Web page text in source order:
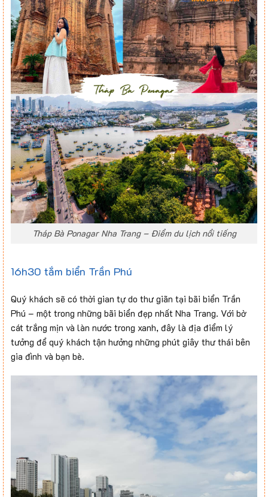
Tháp Bà Ponagar Nha Trang – Điểm du lịch nổi tiếng
16h30 tắm biển Trần Phú
Quý khách sẽ có thời gian tự do thư giãn tại bãi biển Trần
Phú – một trong những bãi biển đẹp nhất Nha Trang. Với bờ
cát trắng mịn và làn nước trong xanh, đây là địa điểm lý
tưởng để quý khách tận hưởng những phút giây thư thái bên
gia đình và bạn bè.